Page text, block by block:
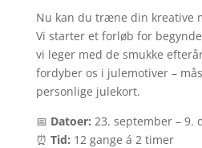
–
efterår
&
jul
🎨
Nu kan du træne din kreative
Vi starter et forløb for
vi leger med de smukke
fordyber os i julemotiver –
personlige julekort.
📅 Datoer: 23. september – 9.
⏰ Tid: 12 gange á 2 timer